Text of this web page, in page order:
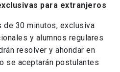
para extranjeros
30 minutos, exclusiva
s y alumnos regulares
resolver y ahondar en
se aceptarán postulantes